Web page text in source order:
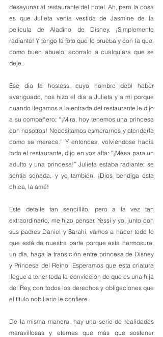
desayunar al restaurante del hotel. Ah, pero la cosa
es que Julieta venía vestida de Jasmine de la
película de Aladino de Disney. ¡Simplemente
radiante! Y tengo la foto que lo prueba y con la que,
como buen abuelo, acorralo a cualquiera que se
deje.
Ese día la hostess, cuyo nombre debí haber
averiguado, nos hizo el día a Julieta y a mí porque
cuando llegamos a la entrada del restaurante le dijo
a su compañero: “¡Mira, hoy tenemos una princesa
con nosotros! Necesitamos esmerarnos y atenderla
como se merece.” Y entonces, volviéndose hacia
todo el restaurante, dijo en voz alta: “¡Mesa para un
adulto y una princesa!” Julieta estaba radiante; se
sentía soñada, y yo también. ¡Dios bendiga esta
chica, la amé!
Este detalle tan sencillito, pero a la vez tan
extraordinario, me hizo pensar. Yessi y yo, junto con
sus padres Daniel y Sarahi, vamos a hacer todo lo
que esté de nuestra parte porque esta hermosura,
un día, haga la transición entre princesa de Disney
y Princesa del Reino. Esperamos que esta criatura
llegue a tener toda la convicción de que es una hija
del Rey, con todos los derechos y obligaciones que
el título nobiliario le confiere.
De la misma manera, hay una serie de realidades
maravillosas y eternas que más que sostener